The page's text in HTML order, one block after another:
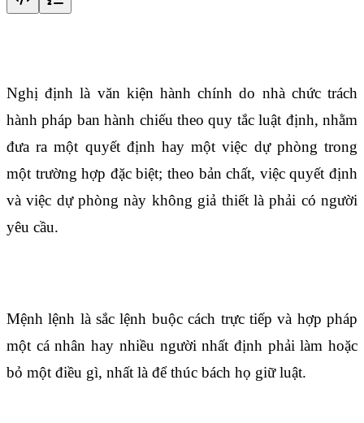
Nghị định là văn kiện hành chính do nhà chức trách
hành pháp ban hành chiếu theo quy tắc luật định, nhằm
đưa ra một quyết định hay một việc dự phòng trong
một trường hợp đặc biệt; theo bản chất, việc quyết định
và việc dự phòng này không giả thiết là phải có người
yêu cầu.
Mệnh lệnh là sắc lệnh buộc cách trực tiếp và hợp pháp
một cá nhân hay nhiều người nhất định phải làm hoặc
bỏ một điều gì, nhất là để thúc bách họ giữ luật.